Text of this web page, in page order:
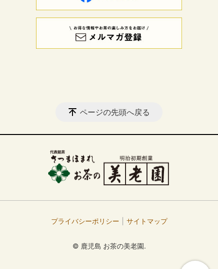
ページの先頭へ戻る
プライバシーポリシー サイトマップ
© 鹿児島 お茶の美老園.